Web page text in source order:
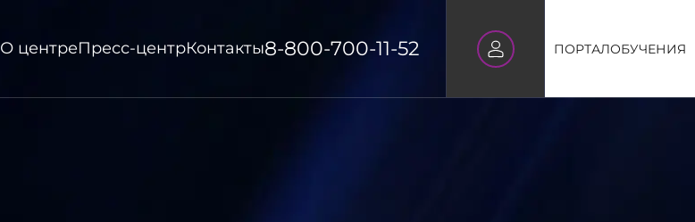
О центреПресс-центрКонтакты8-800-700-11-52 ПОРТАЛОБУЧЕНИЯ